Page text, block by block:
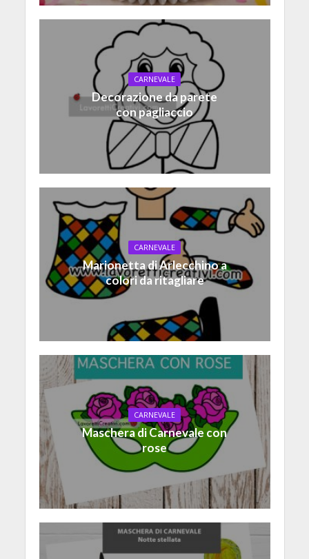
CARNEVALE
Decorazione da parete
con pagliaccio
CARNEVALE
Marionetta di Arlecchino a
colori da ritagliare
CARNEVALE
Maschera di Carnevale con
rose